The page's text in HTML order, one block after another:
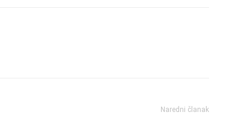
Naredni članak